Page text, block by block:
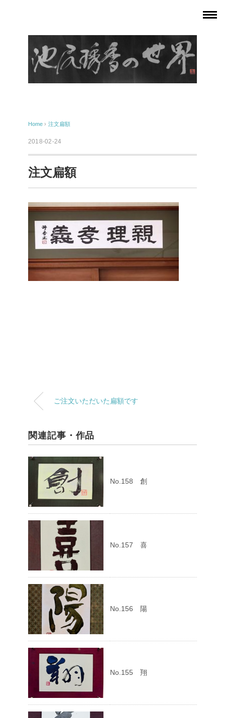
Home › 注文扁額
2018-02-24
注文扁額
ご注文いただいた扁額です
関連記事・作品
No.158 創
No.157 喜
No.156 陽
No.155 翔